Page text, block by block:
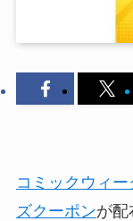
コミックウィー
ズクーポンが配